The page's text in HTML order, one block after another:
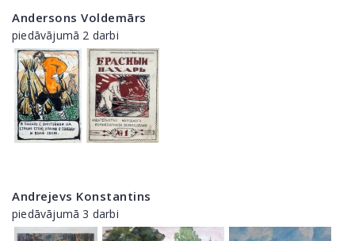
Andersons Voldemārs
piedāvājumā 2 darbi
Andrejevs Konstantins
piedāvājumā 3 darbi